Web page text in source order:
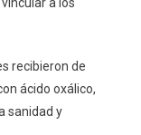
recibieron de
ácido oxálico,
sanidad y